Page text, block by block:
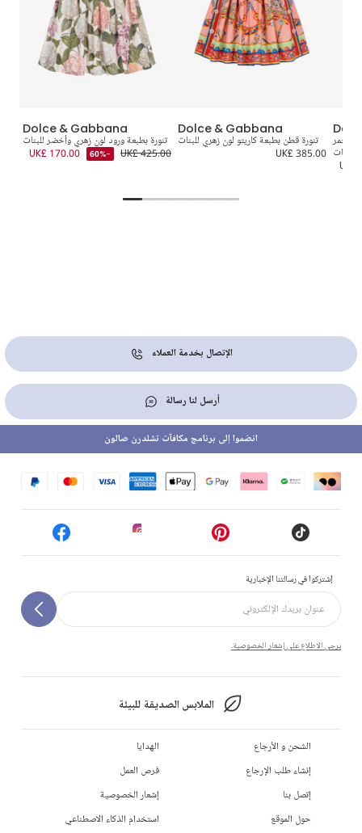
Dolce & Gabbana
تنورة بطبعة ورود لون زهري وأخضر للبنات
UK£ 425.00
-60%
UK£ 170.00
Dolce & Gabbana
تنورة قطن بطبعة كاريتو لون زهري للبنات
UK£ 385.00
أحمر
للبنات
UK£
الإتصال بخدمة العملاء
أرسل لنا رسالة
إشتركوا في رسالتنا الإخبارية
يرجى الاطلاع على إشعار الخصوصية.
الملابس الصديقة للبيئة
انضموا إلى برنامج مكافآت تشلدرن صالون
الشحن و الأرجاع
إنشاء طلب الإرجاع
إتصل بنا
حول الموقع
الهدايا
فرص العمل
إشعار الخصوصية
استخدام الذكاء الاصطناعي